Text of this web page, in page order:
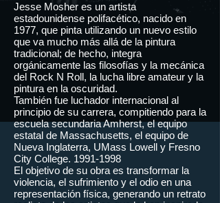
Jesse Mosher es un artista
estadounidense polifacético, nacido en
1977, que pinta utilizando un nuevo estilo
que va mucho más allá de la pintura
tradicional; de hecho, integra
orgánicamente las filosofías y la mecánica
del Rock N Roll, la lucha libre amateur y la
pintura en la oscuridad.
También fue luchador internacional al
principio de su carrera, compitiendo para la
escuela secundaria Amherst, el equipo
estatal de Massachusetts, el equipo de
Nueva Inglaterra, UMass Lowell y Fresno
City College. 1991-1998
El objetivo de su obra es transformar la
violencia, el sufrimiento y el odio en una
representación física, generando un retrato